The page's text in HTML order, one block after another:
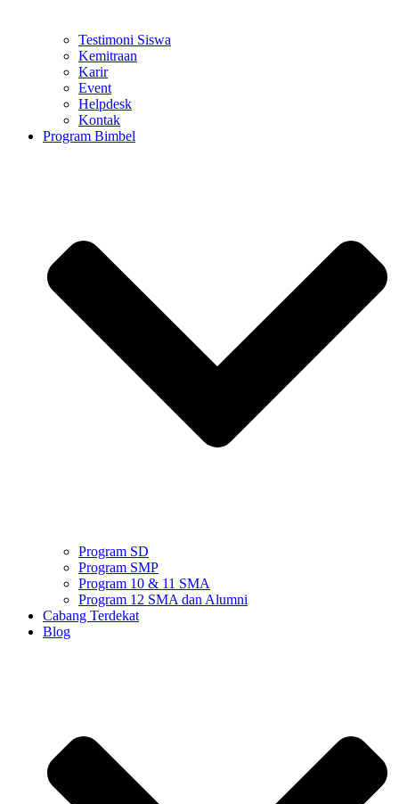
Testimoni Siswa
Kemitraan
Karir
Event
Helpdesk
Kontak
Program Bimbel
Program SD
Program SMP
Program 10 & 11 SMA
Program 12 SMA dan Alumni
Cabang Terdekat
Blog